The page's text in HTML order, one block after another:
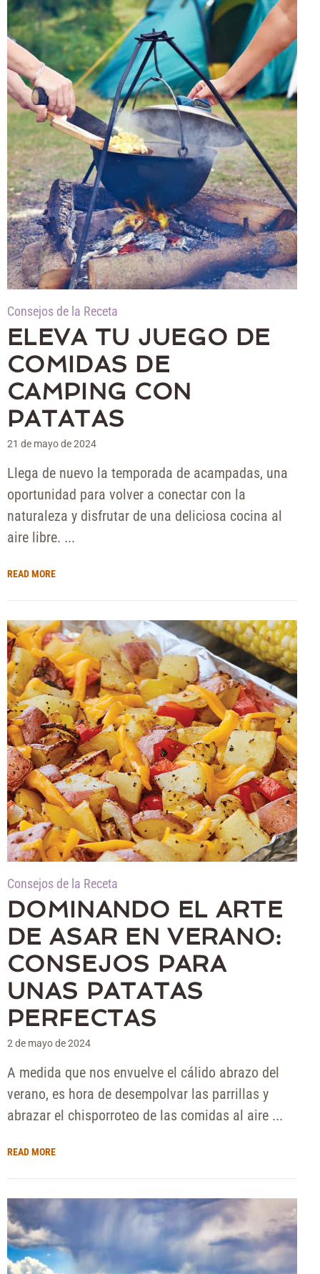
Consejos de la Receta
ELEVA TU JUEGO DE
COMIDAS DE
CAMPING CON
PATATAS
21 de mayo de 2024
Llega de nuevo la temporada de acampadas, una
oportunidad para volver a conectar con la
naturaleza y disfrutar de una deliciosa cocina al
aire libre. ...
READ MORE
Consejos de la Receta
DOMINANDO EL ARTE
DE ASAR EN VERANO:
CONSEJOS PARA
UNAS PATATAS
PERFECTAS
2 de mayo de 2024
A medida que nos envuelve el cálido abrazo del
verano, es hora de desempolvar las parrillas y
abrazar el chisporroteo de las comidas al aire ...
READ MORE